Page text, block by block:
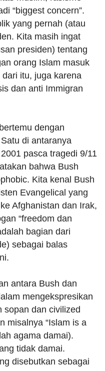
“biggest concern”.
yang pernah (atau
Kita masih ingat
presiden) tentang
orang Islam masuk
itu, juga karena
dan anti Immigran
dengan
di antaranya
pasca tragedi 9/11
bahwa Bush
Kita kenal Bush
Evangelical yang
Afghanistan dan Irak,
“freedom dan
bagian dari
sebagai balas
antara Bush dan
mengekspresikan
sopan dan civilized
misalnya “Islam is a
agama damai).
tidak damai.
disebutkan sebagai